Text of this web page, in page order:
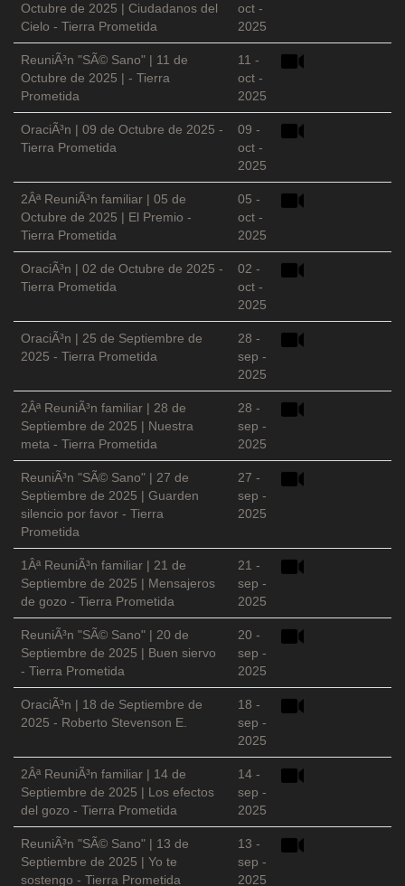
Octubre de 2025 | Ciudadanos del
Cielo - Tierra Prometida
oct -
2025
ReuniÃ³n "SÃ© Sano" | 11 de
Octubre de 2025 | - Tierra
Prometida
11 -
oct -
2025
OraciÃ³n | 09 de Octubre de 2025 -
Tierra Prometida
09 -
oct -
2025
2Âª ReuniÃ³n familiar | 05 de
Octubre de 2025 | El Premio -
Tierra Prometida
05 -
oct -
2025
OraciÃ³n | 02 de Octubre de 2025 -
Tierra Prometida
02 -
oct -
2025
OraciÃ³n | 25 de Septiembre de
2025 - Tierra Prometida
28 -
sep -
2025
2Âª ReuniÃ³n familiar | 28 de
Septiembre de 2025 | Nuestra
meta - Tierra Prometida
28 -
sep -
2025
ReuniÃ³n "SÃ© Sano" | 27 de
Septiembre de 2025 | Guarden
silencio por favor - Tierra
Prometida
27 -
sep -
2025
1Âª ReuniÃ³n familiar | 21 de
Septiembre de 2025 | Mensajeros
de gozo - Tierra Prometida
21 -
sep -
2025
ReuniÃ³n "SÃ© Sano" | 20 de
Septiembre de 2025 | Buen siervo
- Tierra Prometida
20 -
sep -
2025
OraciÃ³n | 18 de Septiembre de
2025 - Roberto Stevenson E.
18 -
sep -
2025
2Âª ReuniÃ³n familiar | 14 de
Septiembre de 2025 | Los efectos
del gozo - Tierra Prometida
14 -
sep -
2025
ReuniÃ³n "SÃ© Sano" | 13 de
Septiembre de 2025 | Yo te
sostengo - Tierra Prometida
13 -
sep -
2025